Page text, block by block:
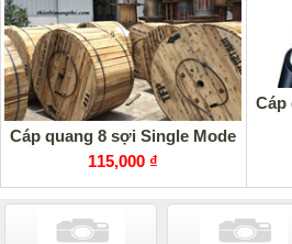
Cáp quang 8 sợi Single Mode
115,000 ₫
Cáp